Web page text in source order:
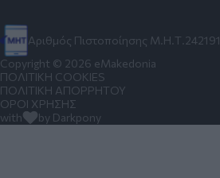
Αριθμός Πιστοποίησης Μ.Η.Τ.242191
Copyright © 2026 eMakedonia
ΠΟΛΙΤΙΚΗ COOKIES
ΠΟΛΙΤΙΚΗ ΑΠΟΡΡΗΤΟΥ
ΟΡΟΙ ΧΡΗΣΗΣ
with
by Darkpony